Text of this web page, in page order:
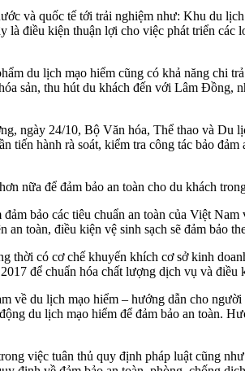
và quốc tế tới trải nghiệm như: Khu du
điều kiện thuận lợi cho việc phát triển các
du lịch mạo hiểm cũng có khả năng chi
sản, thu hút du khách đến với Lâm Đồng,
ngày 24/10, Bộ Văn hóa, Thể thao và Du
hành rà soát, kiểm tra công tác bảo đảm
nữa để đảm bảo an toàn cho du khách
bảo các tiêu chuẩn an toàn của Việt Nam
toàn, điều kiện vệ sinh sạch sẽ đảm bảo
thời có cơ chế khuyến khích cơ sở kinh
để chuẩn hóa chất lượng dịch vụ và điều
về du lịch mạo hiểm – hướng dẫn cho người
du lịch mạo hiểm để đảm bảo an toàn.
việc tuân thủ quy định pháp luật cũng